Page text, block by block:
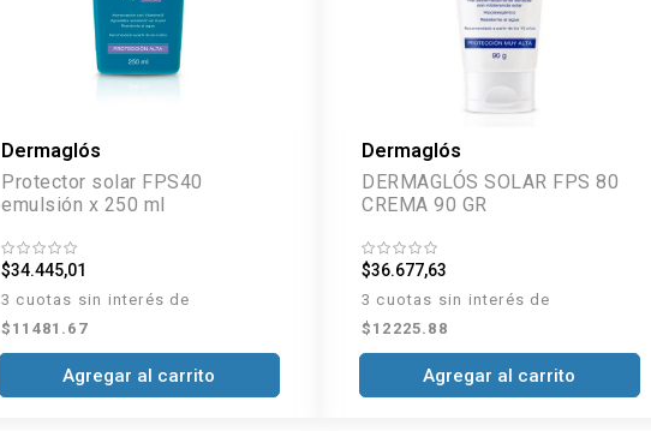
Dermaglós
Protector solar FPS40
emulsión x 250 ml
$34.445,01
3 cuotas sin interés de
$11481.67
Agregar al carrito
Dermaglós
DERMAGLÓS SOLAR FPS 80
CREMA 90 GR
$36.677,63
3 cuotas sin interés de
$12225.88
Agregar al carrito